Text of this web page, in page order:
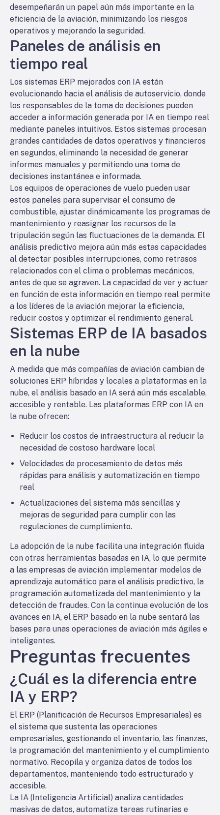
desempeñarán un papel aún más importante en la
eficiencia de la aviación, minimizando los riesgos
operativos y mejorando la seguridad.
Paneles de análisis en
tiempo real
Los sistemas ERP mejorados con IA están
evolucionando hacia el análisis de autoservicio, donde
los responsables de la toma de decisiones pueden
acceder a información generada por IA en tiempo real
mediante paneles intuitivos. Estos sistemas procesan
grandes cantidades de datos operativos y financieros
en segundos, eliminando la necesidad de generar
informes manuales y permitiendo una toma de
decisiones instantánea e informada.
Los equipos de operaciones de vuelo pueden usar
estos paneles para supervisar el consumo de
combustible, ajustar dinámicamente los programas de
mantenimiento y reasignar los recursos de la
tripulación según las fluctuaciones de la demanda. El
análisis predictivo mejora aún más estas capacidades
al detectar posibles interrupciones, como retrasos
relacionados con el clima o problemas mecánicos,
antes de que se agraven. La capacidad de ver y actuar
en función de esta información en tiempo real permite
a los líderes de la aviación mejorar la eficiencia,
reducir costos y optimizar el rendimiento general.
Sistemas ERP de IA basados
en la nube
A medida que más compañías de aviación cambian de
soluciones ERP híbridas y locales a plataformas en la
nube, el análisis basado en IA será aún más escalable,
accesible y rentable. Las plataformas ERP con IA en
la nube ofrecen:
Reducir los costos de infraestructura al reducir la
necesidad de costoso hardware local
Velocidades de procesamiento de datos más
rápidas para análisis y automatización en tiempo
real
Actualizaciones del sistema más sencillas y
mejoras de seguridad para cumplir con las
regulaciones de cumplimiento.
La adopción de la nube facilita una integración fluida
con otras herramientas basadas en IA, lo que permite
a las empresas de aviación implementar modelos de
aprendizaje automático para el análisis predictivo, la
programación automatizada del mantenimiento y la
detección de fraudes. Con la continua evolución de los
avances en IA, el ERP basado en la nube sentará las
bases para unas operaciones de aviación más ágiles e
inteligentes.
Preguntas frecuentes
¿Cuál es la diferencia entre
IA y ERP?
El ERP (Planificación de Recursos Empresariales) es
el sistema que sustenta las operaciones
empresariales, gestionando el inventario, las finanzas,
la programación del mantenimiento y el cumplimiento
normativo. Recopila y organiza datos de todos los
departamentos, manteniendo todo estructurado y
accesible.
La IA (Inteligencia Artificial) analiza cantidades
masivas de datos, automatiza tareas rutinarias e